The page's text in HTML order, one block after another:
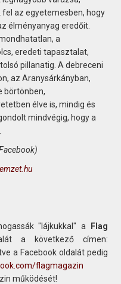
az egyetemesben, hogy
élményanyag eredőit.
a
eredeti tapasztalat,
pillanatig. A debreceni
az Aranysárkányban,
börtönben,
élve is, mindig és
mindvégig, hogy a
"lájkukkal" a
Flag
a következő címen:
a Facebook oldalát pedig
flagmagazin
működését!